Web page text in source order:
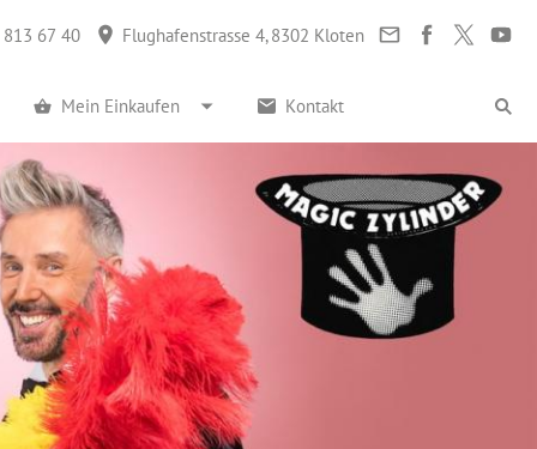
67 40 Flughafenstrasse 4, 8302 Kloten
Mein Einkaufen Kontakt